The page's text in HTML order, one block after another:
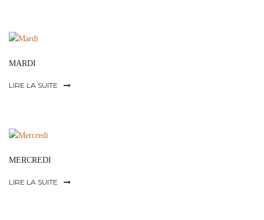
MARDI
LIRE LA SUITE
MERCREDI
LIRE LA SUITE